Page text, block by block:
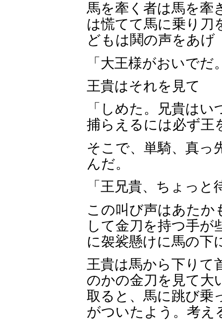
馬を牽く者は馬を牽
は慌てて馬に乗り刀
どもは鬨の声をあげ
「大王様がおいでだ
王貴はそれを見て
「しめた。兄貴は
捕らえるには必ず王
そこで、単騎、真っ
んだ。
「王兄貴、ちょっ
この叫び声はあたか
して金刀を持つ手が
に袈裟懸けに馬の下
王貴は馬から下りて
のかの金刀を見て大
取ると、馬に跳び乗
がついたよう。考え